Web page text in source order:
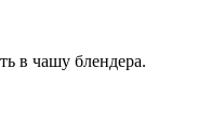
в чашу блендера.